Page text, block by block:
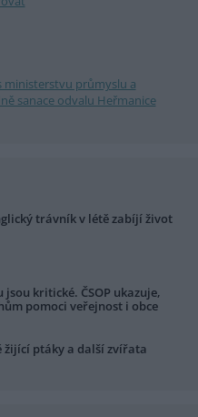
ministerstvu průmyslu a
sanace odvalu Heřmanice
trávník v létě zabíjí život
kritické. ČSOP ukazuje,
pomoci veřejnost i obce
žijící ptáky a další zvířata